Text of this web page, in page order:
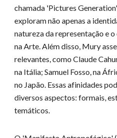
chamada 'Pictures
exploram não apenas a
natureza da representação e
na Arte. Além disso, Mury
relevantes, como Claude
na Itália; Samuel Fosso, na
no Japão. Essas afinidades
diversos aspectos: formais,
temáticos.